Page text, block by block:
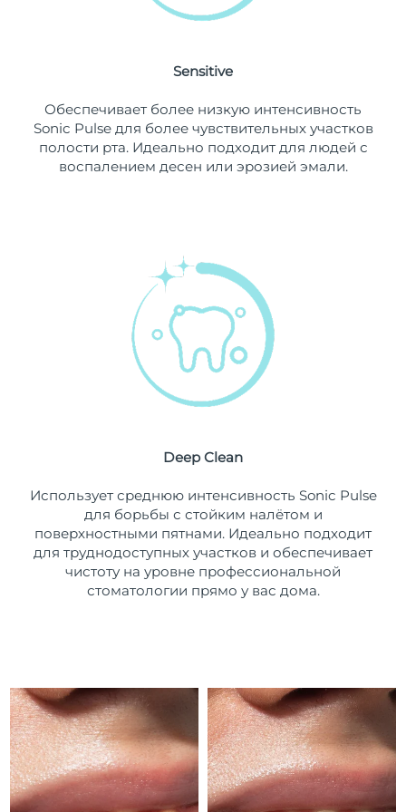
Sensitive
Обеспечивает более низкую интенсивность
Sonic Pulse для более чувствительных участков
полости рта. Идеально подходит для людей с
воспалением десен или эрозией эмали.
Deep Clean
Использует среднюю интенсивность Sonic Pulse
для борьбы с стойким налётом и
поверхностными пятнами. Идеально подходит
для труднодоступных участков и обеспечивает
чистоту на уровне профессиональной
стоматологии прямо у вас дома.
Новая Зеландия
9/08/26
Норвегия
Ожидаемая дата доставки
9/08/26
Ожидаемая дата доставки
Ожидаемая дата доставки
Ожидаемая дата доставки
Катар
10/08/26
Реюньон
Ожидаемая дата доставки
14/08/26
Румыния
Ожидаемая дата доставки
Саудовская Аравия
Ожидаемая дата доставки
10/08/26
Сингапур
Ожидаемая дата доставки
11/08/26
Ожидаемая дата доставки